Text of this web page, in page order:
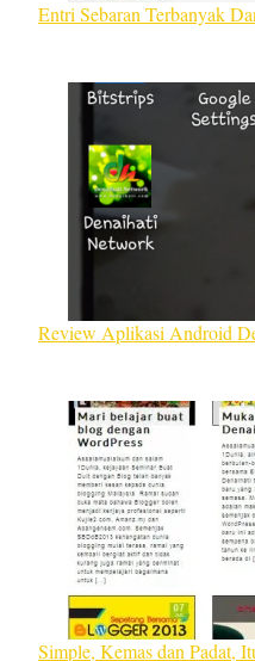
Entri Sebaran Terbanyak
Review Aplikasi Android
Simple, Kemas dan Padat,